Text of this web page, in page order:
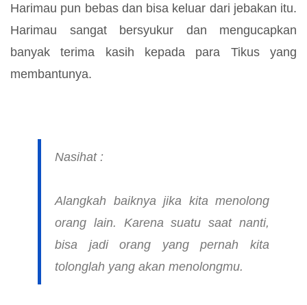
Harimau pun bebas dan bisa keluar dari jebakan itu.
Harimau sangat bersyukur dan mengucapkan
banyak terima kasih kepada para Tikus yang
membantunya.
Nasihat :
Alangkah baiknya jika kita menolong
orang lain. Karena suatu saat nanti,
bisa jadi orang yang pernah kita
tolonglah yang akan menolongmu.